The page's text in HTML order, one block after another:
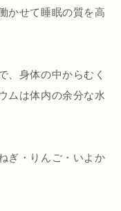
かせて睡眠の質を高
、身体の中からむく
ムは体内の余分な水
ぎ・りんご・いよか